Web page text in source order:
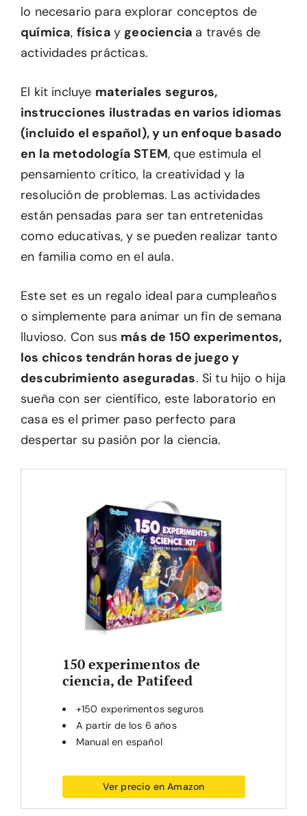
lo necesario para explorar conceptos de
química, física y geociencia a través de
actividades prácticas.
El kit incluye materiales seguros,
instrucciones ilustradas en varios idiomas
(incluido el español), y un enfoque basado
en la metodología STEM, que estimula el
pensamiento crítico, la creatividad y la
resolución de problemas. Las actividades
están pensadas para ser tan entretenidas
como educativas, y se pueden realizar tanto
en familia como en el aula.
Este set es un regalo ideal para cumpleaños
o simplemente para animar un fin de semana
lluvioso. Con sus más de 150 experimentos,
los chicos tendrán horas de juego y
descubrimiento aseguradas. Si tu hijo o hija
sueña con ser científico, este laboratorio en
casa es el primer paso perfecto para
despertar su pasión por la ciencia.
150 experimentos de
ciencia, de Patifeed
+150 experimentos seguros
A partir de los 6 años
Manual en español
Ver precio en Amazon